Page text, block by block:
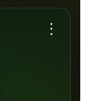
...